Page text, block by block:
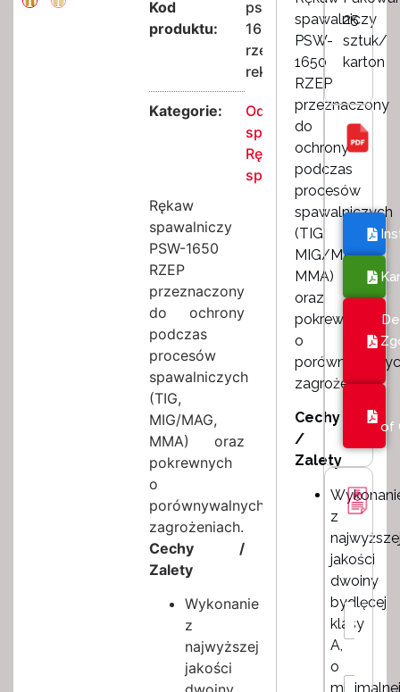
Kod
produktu:
psw-
1650-
rzep-
rekaw
Kategorie:
Odzież
spawalnicza
Rękaw
spawalniczy
Rękaw
spawalniczy
PSW-1650
RZEP
przeznaczony
do ochrony
podczas
procesów
spawalniczych
(TIG,
MIG/MAG,
MMA) oraz
pokrewnych
o
porównywalnych
zagrożeniach.
Cechy /
Zalety
Wykonanie
z
najwyższej
jakości
spawalniczy
PSW-
1650
RZEP
przeznaczony
do
ochrony
podczas
procesów
spawalniczych
(TIG,
MIG/MAG,
MMA)
oraz
pokrewnych
o
zagrożeniach.
Cechy
/
Zalety
z
jakości
dwoiny
bydlęcej
klasy
A,
o
minimalnej
25
sztuk/
karton
of
I
m
i
N
a
E